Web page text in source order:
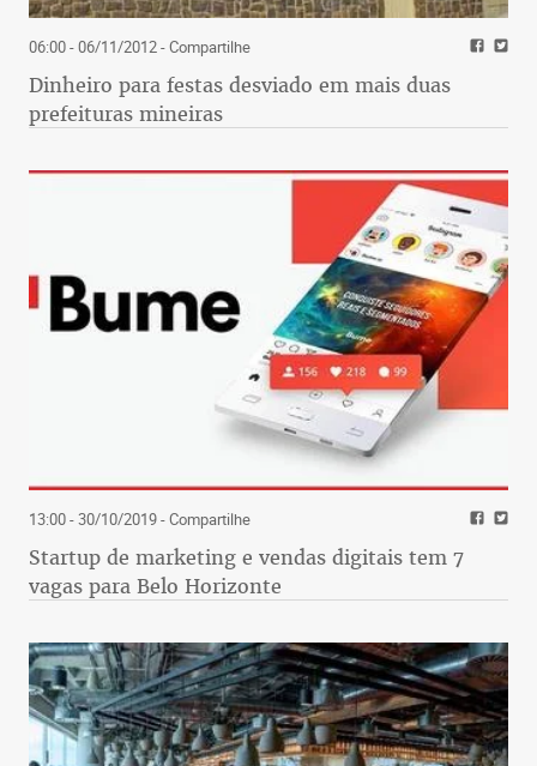
06:00 - 06/11/2012- Compartilhe
Dinheiro para festas desviado em mais duas
prefeituras mineiras
13:00 - 30/10/2019- Compartilhe
Startup de marketing e vendas digitais tem 7
vagas para Belo Horizonte